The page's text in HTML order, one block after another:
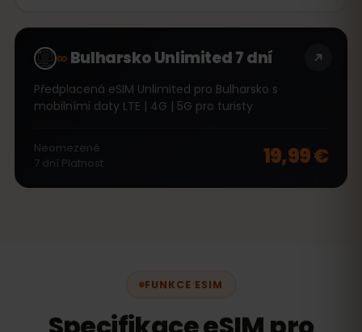
∞Bulharsko Unlimited 7 dní
Předplacená eSIM Unlimited pro Bulharsko s
mobilními daty LTE | 4G | 5G pro turisty
Neomezené
7 dní Platnost 19,99 €
FUNKCE ESIM